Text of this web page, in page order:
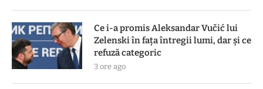
Ce i-a promis Aleksandar Vučić lui
Zelenski în fața întregii lumi, dar și ce
refuză categoric
3 ore ago